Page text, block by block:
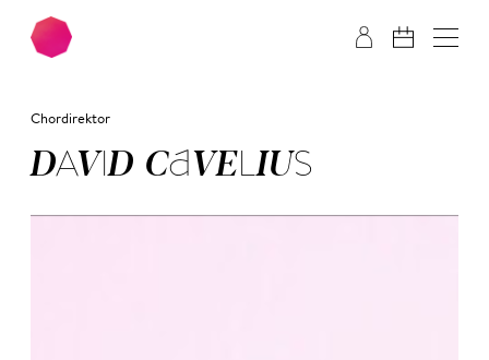
Zum Hauptinhalt springen Zum Footer springen
Chordirektor
DA­VID CA­VE­LI­US